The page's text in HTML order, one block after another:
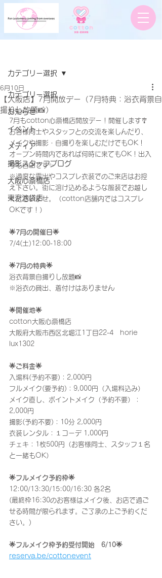
カテゴリー選択
お知らせ
イベント
メディア
撮影スタッフブログ
大阪心斎橋店
東京池袋店
カテゴリー選択
【大阪店】7月開放デー（7月特典：浴衣背景自
撮りし放題📸）
6月10日
7月もcotton心斎橋店開放デー！開催します🎐
お客様同士やスタッフとの交流を楽しんだり、
メイクや撮影・自撮りを楽しむだけでもOK！
オープン時間内であれば何時に来てもOK！出入
りも自由です✨
※過度な露出やコスプレ衣装でのご来店はお控
え下さい。街に溶け込めるような服装でお越し
くださいませ。（cotton店舗内ではコスプレ
OKです！）
🌟7月の開催日🌟
7/4(土)12:00-18:00
🌟7月の特典🌟
浴衣背景自撮りし放題📸
※浴衣の貸出、着付けはありません
🌟開催地🌟
cotton大阪心斎橋店
大阪府大阪市西区北堀江1丁目22-4　horie
lux1302
🌟ご料金🌟
入場料(予約不要)：2,000円
フルメイク(要予約)：9,000円（入場料込み）
メイク直し、ポイントメイク（予約不要）：
2,000円
撮影(予約不要)：10分 2,000円
衣装レンタル：１コーデ 1,000円
チェキ：1枚500円（お客様同士、スタッフ１名
と一緒もOK）
🌟フルメイク予約枠🌟
12:00/13:30/15:00/16:30 各2名
(最終枠16:30のお客様はメイク後、お店で過ご
せる時間が限られます。ご了承の上ご予約くだ
さい。)
🌟フルメイク枠予約受付開始　6/10🌟
reserva.be/cottonevent